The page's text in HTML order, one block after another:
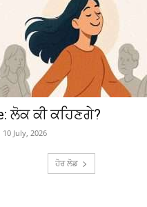
ਲੋਕ ਕੀ ਕਹਿਣਗੇ?
10 July, 2026
ਹੋਰ ਲੋਡ